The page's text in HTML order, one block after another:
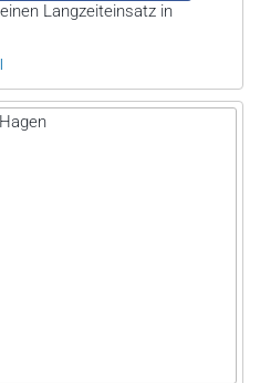
Langzeiteinsatz in